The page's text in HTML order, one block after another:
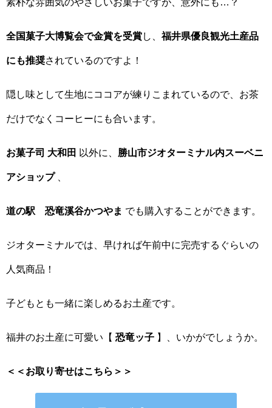
全国菓子大博覧会で金賞を受賞し、福井県優良観光土産品
にも推奨されているのですよ！
隠し味として生地にココアが練りこまれているので、お茶
だけでなくコーヒーにも合います。
お菓子司 大和田 以外に、 勝山市ジオターミナル内スーベニ
アショップ、
道の駅 恐竜溪谷かつやま でも購入することができます。
ジオターミナルでは、早ければ午前中に完売するぐらいの
人気商品！
子どもとも一緒に楽しめるお土産です。
福井のお土産に可愛い【 恐竜ッ子 】、いかがでしょうか。
＜＜お取り寄せはこちら＞＞